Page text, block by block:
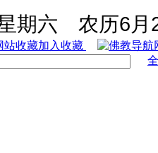
期六 农历6月
加入收藏